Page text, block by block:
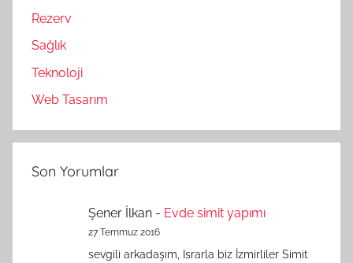
Rezerv
Sağlık
Teknoloji
Web Tasarım
Son Yorumlar
Şener İlkan - Evde simit yapımı
27 Temmuz 2016
sevgili arkadaşım, Israrla biz İzmirliler Simit